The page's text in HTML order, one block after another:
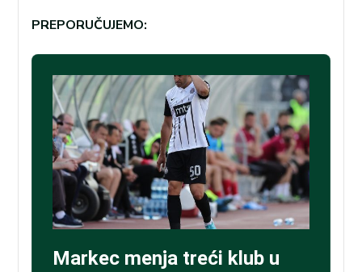
PREPORUČUJEMO: